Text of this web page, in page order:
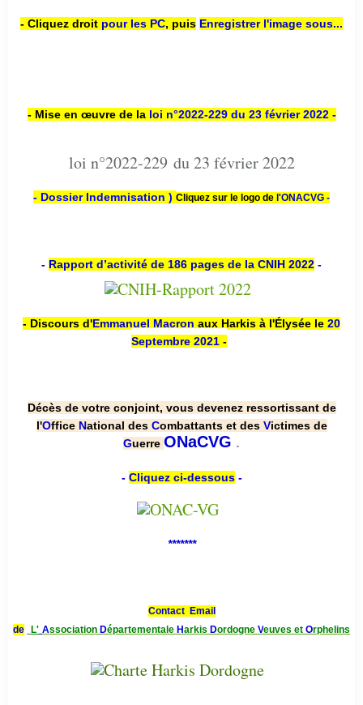
- Cliquez droit pour les PC, puis Enregistrer l'image sous...
- Mise en œuvre de la loi n°2022-229 du 23 février 2022 -
loi n°2022-229 du 23 février 2022
- Dossier Indemnisation ) Cliquez sur le logo de l'ONACVG -
- Rapport d’activité de 186 pages de la CNIH 2022 -
- Discours d'Emmanuel Macron aux Harkis à l'Élysée le 20
Septembre 2021 -
Décès de votre conjoint, vous devenez ressortissant de
l'Office National des Combattants et des Victimes de
Guerre ONaCVG .
- Cliquez ci-dessous-
*******
Contact Email
de
L' Association Départementale Harkis Dordogne Veuves et Orphelins